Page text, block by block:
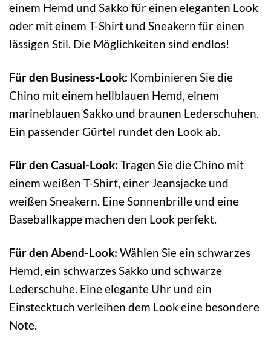
einem Hemd und Sakko für einen eleganten Look
oder mit einem T-Shirt und Sneakern für einen
lässigen Stil. Die Möglichkeiten sind endlos!
Für den Business-Look: Kombinieren Sie die
Chino mit einem hellblauen Hemd, einem
marineblauen Sakko und braunen Lederschuhen.
Ein passender Gürtel rundet den Look ab.
Für den Casual-Look: Tragen Sie die Chino mit
einem weißen T-Shirt, einer Jeansjacke und
weißen Sneakern. Eine Sonnenbrille und eine
Baseballkappe machen den Look perfekt.
Für den Abend-Look: Wählen Sie ein schwarzes
Hemd, ein schwarzes Sakko und schwarze
Lederschuhe. Eine elegante Uhr und ein
Einstecktuch verleihen dem Look eine besondere
Note.